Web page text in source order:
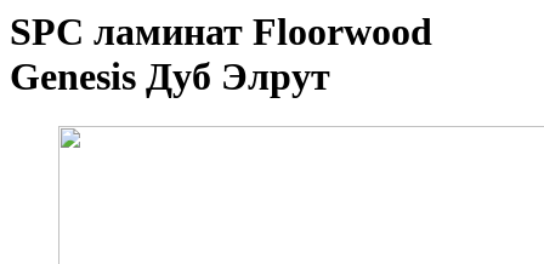
SPC ламинат Floorwood
Genesis Дуб Элрут